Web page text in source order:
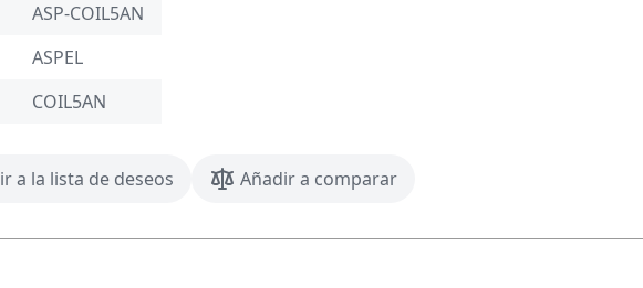
ASP-COIL5AN
ASPEL
COIL5AN
a la lista de deseos Añadir a comparar